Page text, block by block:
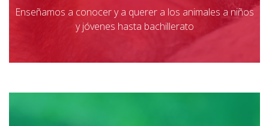
Enseñamos a conocer y a querer a los animales a niños
y jóvenes hasta bachillerato